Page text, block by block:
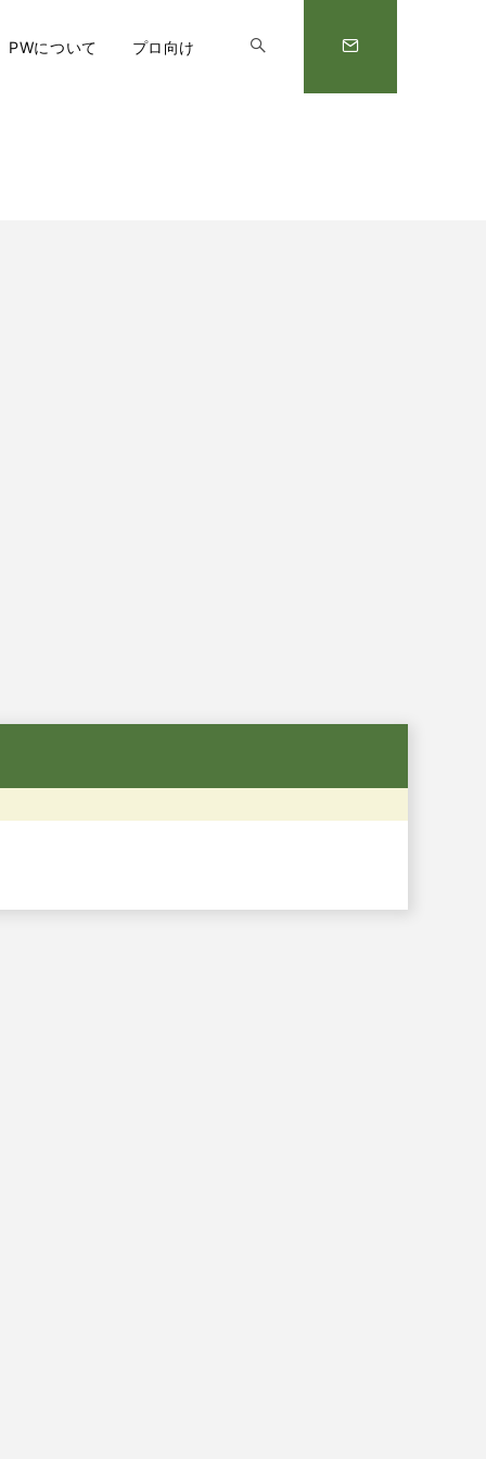
PWについて プロ向け